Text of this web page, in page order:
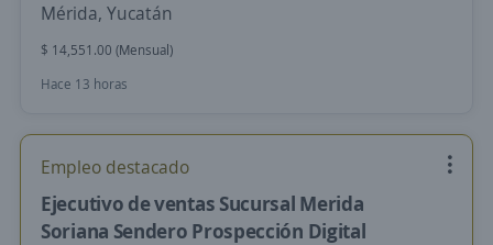
Mérida, Yucatán
$ 14,551.00 (Mensual)
Hace 13 horas
Empleo destacado
Ejecutivo de ventas Sucursal Merida
Soriana Sendero Prospección Digital